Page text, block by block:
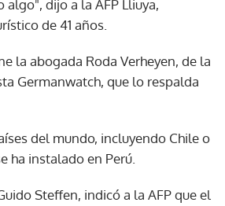
dijo a la AFP Lliuya,
de 41 años.
la abogada Roda Verheyen, de la
Germanwatch, que lo respalda
del mundo, incluyendo Chile o
ha instalado en Perú.
Steffen, indicó a la AFP que el